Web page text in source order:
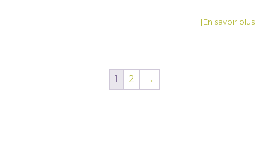
[En savoir plus]
1 2 →